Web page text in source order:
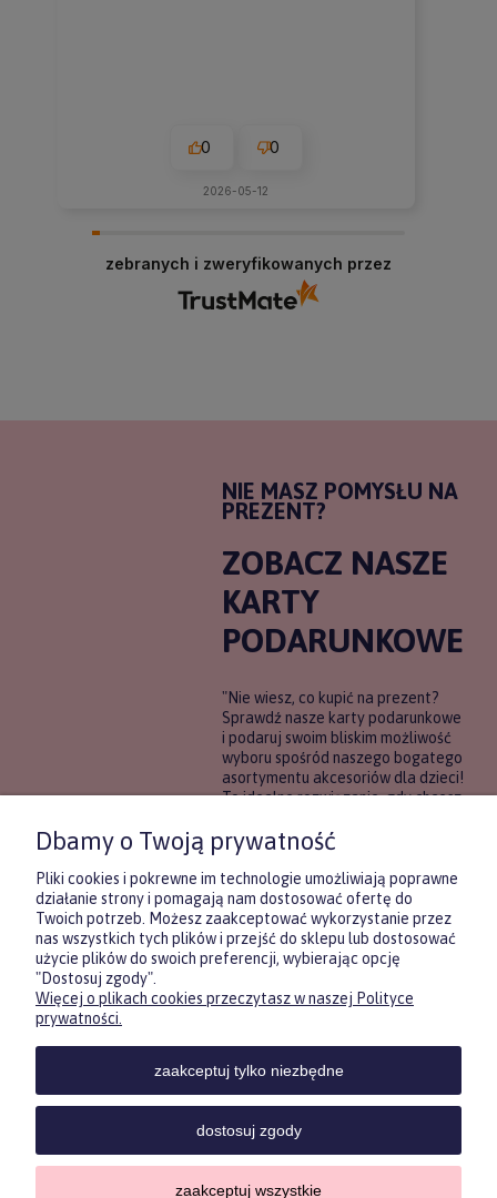
0 0
2026-05-12
zebranych i zweryfikowanych przez
NIE MASZ POMYSŁU NA
PREZENT?
ZOBACZ NASZE
KARTY
PODARUNKOWE
"Nie wiesz, co kupić na prezent?
Sprawdź nasze karty podarunkowe
i podaruj swoim bliskim możliwość
wyboru spośród naszego bogatego
asortymentu akcesoriów dla dzieci!
To idealne rozwiązanie, gdy chcesz
pewności, co będzie najbardziej
trafione.
DOWIEDZ SIĘ WIĘCEJ
KONTAKTPOMOC MOJE
Dbamy o Twoją prywatność
Pliki cookies i pokrewne im technologie umożliwiają poprawne
działanie strony i pomagają nam dostosować ofertę do
Twoich potrzeb. Możesz zaakceptować wykorzystanie przez
nas wszystkich tych plików i przejść do sklepu lub dostosować
użycie plików do swoich preferencji, wybierając opcję
"Dostosuj zgody".
Więcej o plikach cookies przeczytasz w naszej Polityce
prywatności.
zaakceptuj tylko niezbędne
dostosuj zgody
zaakceptuj wszystkie
Zasubskrybuj nasz newsletter
i otrzymaj5% rabatu na pierwszyzakup.
Twój email